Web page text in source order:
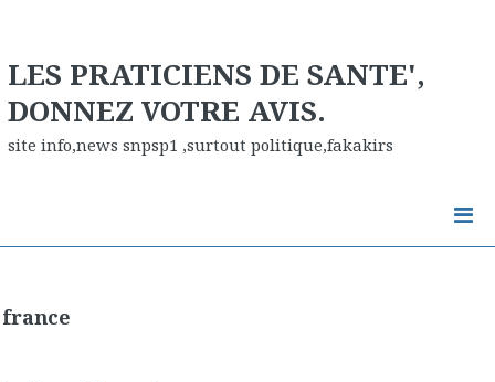
LES PRATICIENS DE SANTE',
DONNEZ VOTRE AVIS.
site info,news snpsp1 ,surtout politique,fakakirs
france